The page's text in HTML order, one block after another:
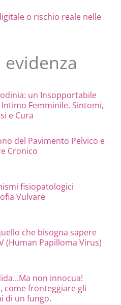
o rischio reale nelle
un Insopportabile
Femminile. Sintomi,
e Cura
del Pavimento Pelvico e
Cronico
fisiopatologici
Vulvare
che bisogna sapere
(Human Papilloma Virus)
non innocua!
come fronteggiare gli
di un fungo.